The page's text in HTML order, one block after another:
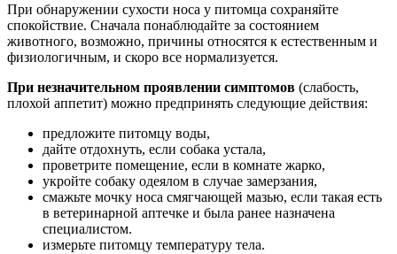
При обнаружении сухости носа у питомца сохраняйте
спокойствие. Сначала понаблюдайте за состоянием
животного, возможно, причины относятся к естественным и
физиологичным, и скоро все нормализуется.
При незначительном проявлении симптомов (слабость,
плохой аппетит) можно предпринять следующие действия:
предложите питомцу воды,
дайте отдохнуть, если собака устала,
проветрите помещение, если в комнате жарко,
укройте собаку одеялом в случае замерзания,
смажьте мочку носа смягчающей мазью, если такая есть
в ветеринарной аптечке и была ранее назначена
специалистом.
измерьте питомцу температуру тела.